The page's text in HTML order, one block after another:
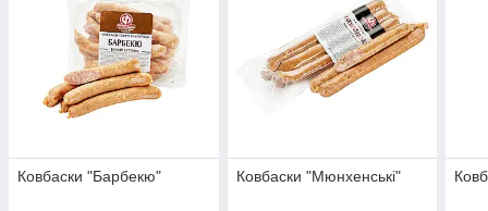
Ковбаски "Барбекю" Ковбаски "Мюнхенські"